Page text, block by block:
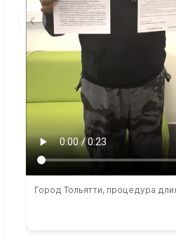
Город Тольятти, процедура